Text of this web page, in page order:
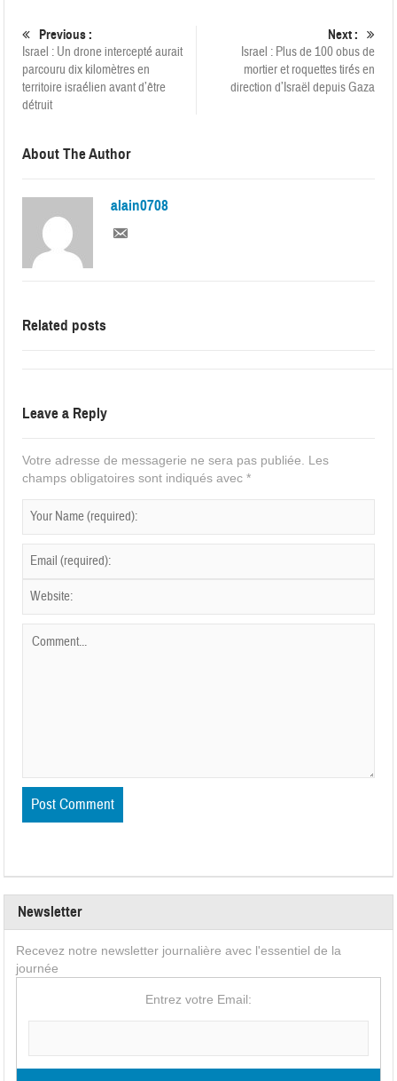
Previous :
Israel : Un drone intercepté aurait
parcouru dix kilomètres en
territoire israélien avant d’être
détruit
Next :
Israel : Plus de 100 obus de
mortier et roquettes tirés en
direction d’Israël depuis Gaza
About The Author
alain0708
Related posts
Leave a Reply
Votre adresse de messagerie ne sera pas publiée.
Les
champs obligatoires sont indiqués avec*
Newsletter
Recevez notre newsletter journalière avec l'essentiel de la
journée
Entrez votre Email: